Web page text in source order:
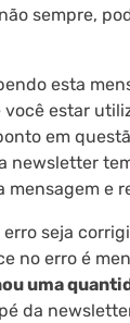
sempre,
esta
você estar
em
newsletter
e
seja
no erro é
uma
da